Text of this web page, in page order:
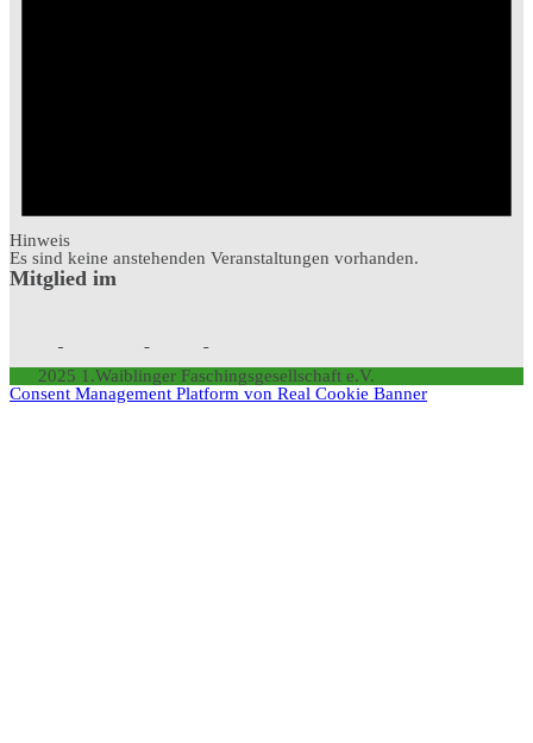
Hinweis
Es sind keine anstehenden Veranstaltungen vorhanden.
Mitglied im
2025 1.Waiblinger Faschingsgesellschaft e.V.
Consent Management Platform von Real Cookie Banner